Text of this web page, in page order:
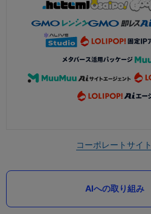
コーポレートサイト
AIへの取り組み